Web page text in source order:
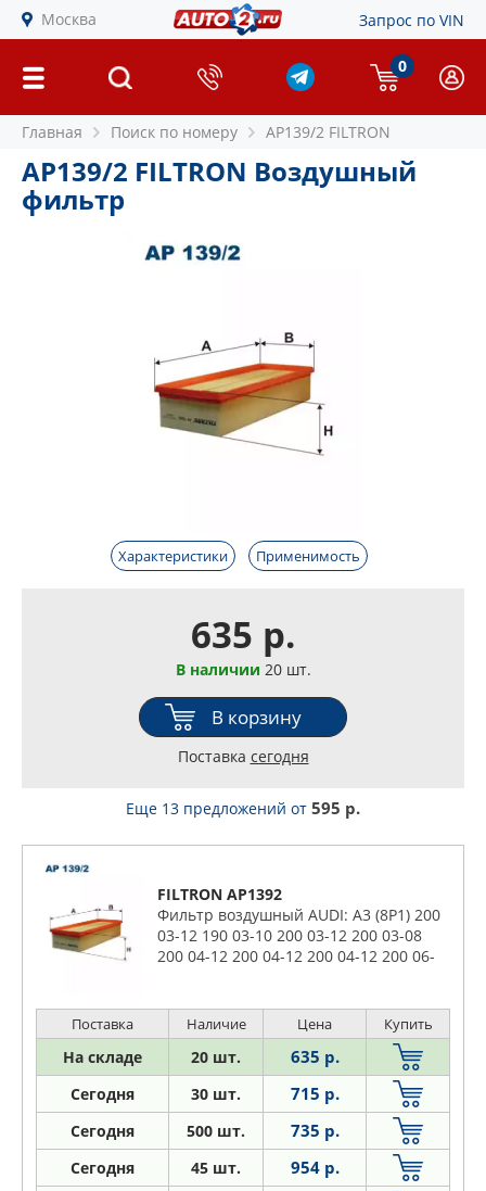
Москва Запрос по VIN
0
Главная Поиск по номеру AP139/2 FILTRON
AP139/2 FILTRON Воздушный
фильтр
Характеристики Применимость
635 р.
В наличии 20 шт.
В корзину
Поставка сегодня
Еще 13 предложений от 595 р.
FILTRON AP1392
Фильтр воздушный AUDI: A3 (8P1) 200
03-12 190 03-10 200 03-12 200 03-08
200 04-12 200 04-12 200 04-12 200 06-
Поставка Наличие Цена Купить
На складе 20 шт. 635 р.
Сегодня 30 шт. 715 р.
Сегодня 500 шт. 735 р.
Сегодня 45 шт. 954 р.